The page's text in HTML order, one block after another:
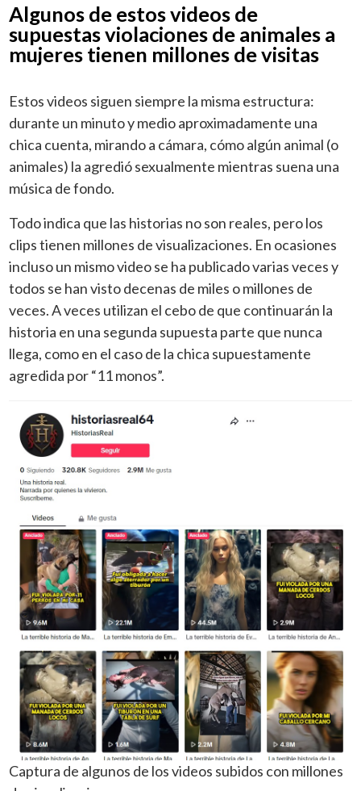
Algunos de estos videos de
supuestas violaciones de animales a
mujeres tienen millones de visitas
Estos videos siguen siempre la misma estructura:
durante un minuto y medio aproximadamente una
chica cuenta, mirando a cámara, cómo algún animal (o
animales) la agredió sexualmente mientras suena una
música de fondo.
Todo indica que las historias no son reales, pero los
clips tienen millones de visualizaciones. En ocasiones
incluso un mismo video se ha publicado varias veces y
todos se han visto decenas de miles o millones de
veces. A veces utilizan el cebo de que continuarán la
historia en una segunda supuesta parte que nunca
llega, como en el caso de la chica supuestamente
agredida por “11 monos”.
Captura de algunos de los videos subidos con millones